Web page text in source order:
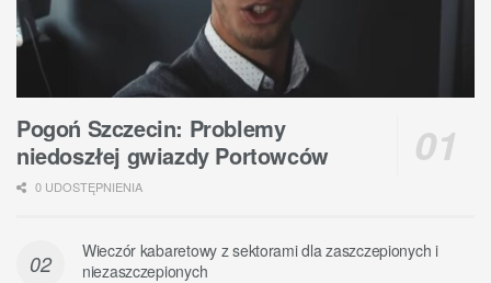
Pogoń Szczecin: Problemy
niedoszłej gwiazdy Portowców
0 UDOSTĘPNIENIA
Wieczór kabaretowy z sektorami dla zaszczepionych i
niezaszczepionych